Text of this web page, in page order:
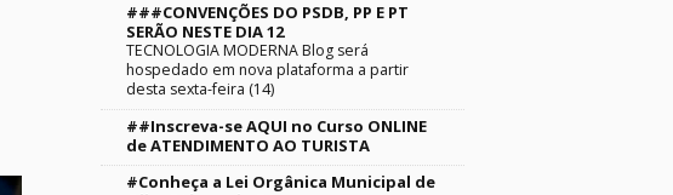
###CONVENÇÕES DO PSDB, PP E PT
SERÃO NESTE DIA 12
TECNOLOGIA MODERNA Blog será
hospedado em nova plataforma a partir
desta sexta-feira (14)
##Inscreva-se AQUI no Curso ONLINE
de ATENDIMENTO AO TURISTA
#Conheça a Lei Orgânica Municipal de